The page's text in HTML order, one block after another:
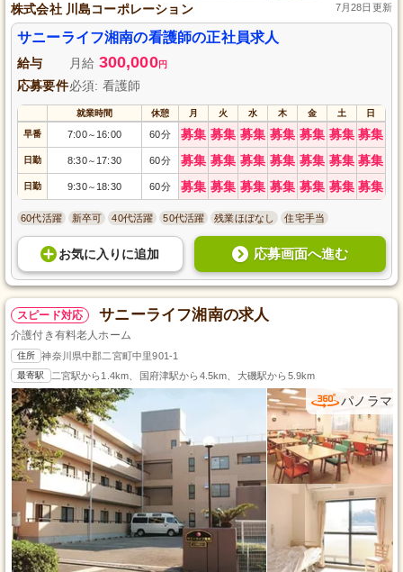
株式会社 川島コーポレーション 7月28日更新
サニーライフ湘南の看護師の正社員求人
給与 月給 300,000円
応募要件必須: 看護師
就業時間 休憩 月 火 水 木 金 土 日
早番 7:00～ 16:00 60分 募集 募集 募集 募集 募集 募集 募集
日勤 8:30～ 17:30 60分 募集 募集 募集 募集 募集 募集 募集
日勤 9:30～ 18:30 60分 募集 募集 募集 募集 募集 募集 募集
60代活躍 新卒可 40代活躍 50代活躍 残業ほぼなし 住宅手当
お気に入り に追加 応募画面へ進む
スピード対応 サニーライフ湘南の求人
介護付き有料老人ホーム
住所 神奈川県中郡二宮町中里901-1
最寄駅 二宮駅から1.4km、国府津駅から4.5km、大磯駅から5.9km
パノラマ